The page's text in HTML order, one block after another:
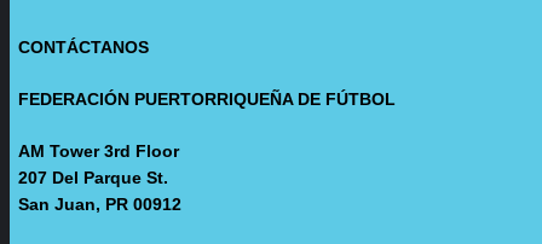
CONTÁCTANOS
FEDERACIÓN PUERTORRIQUEÑA DE FÚTBOL
AM Tower 3rd Floor
207 Del Parque St.
San Juan, PR 00912